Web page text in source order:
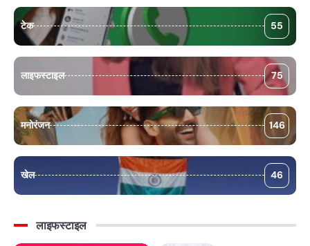
टेक 55
लाइफस्टाइल 75
मनोरंजन 146
खेल 46
लाइफस्टाइल